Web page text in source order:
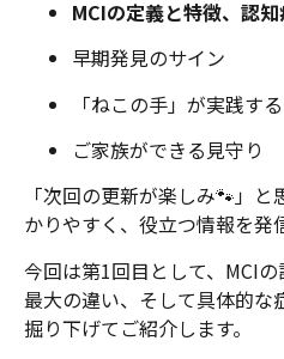
MCIの定義と特徴、認知
早期発見のサイン
「ねこの手」が実践す
ご家族ができる見守り
「次回の更新が楽しみ🐾」
かりやすく、役立つ情報を発
今回は第1回目として、MCI
最大の違い、そして具体的な
掘り下げてご紹介します。